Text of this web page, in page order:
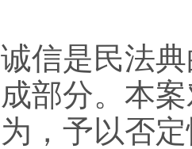
诚信是民法
成部分。本
为，予以否